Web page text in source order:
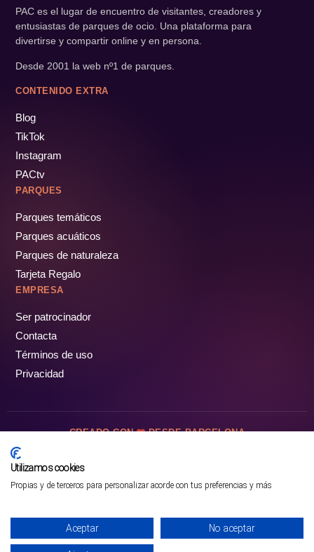
Mejor opción en SATOORDAY
PAC es el lugar de encuentro de visitantes, creadores y
entusiastas de parques de ocio. Una plataforma para
divertirse y compartir online y en persona.
Desde 2001 la web nº1 de parques.
CONTENIDO EXTRA
Blog
TikTok
Instagram
PACtv
PARQUES
Parques temáticos
Parques acuáticos
Parques de naturaleza
Tarjeta Regalo
EMPRESA
Ser patrocinador
Contacta
Términos de uso
Privacidad
CREADO CON DESDE BARCELONA
Utilizamos cookies
Propias y de terceros para personalizar acorde con tus preferencias y más
Aceptar No aceptar